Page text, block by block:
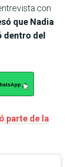
con
que Nadia
dentro del
parte de la